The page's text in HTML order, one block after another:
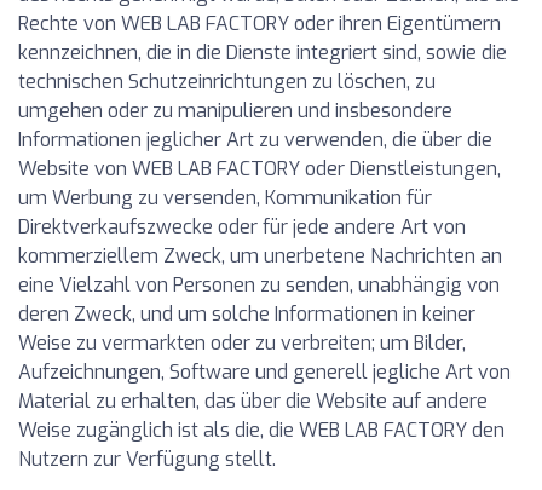
Rechte von WEB LAB FACTORY oder ihren Eigentümern
kennzeichnen, die in die Dienste integriert sind, sowie die
technischen Schutzeinrichtungen zu löschen, zu
umgehen oder zu manipulieren und insbesondere
Informationen jeglicher Art zu verwenden, die über die
Website von WEB LAB FACTORY oder Dienstleistungen,
um Werbung zu versenden, Kommunikation für
Direktverkaufszwecke oder für jede andere Art von
kommerziellem Zweck, um unerbetene Nachrichten an
eine Vielzahl von Personen zu senden, unabhängig von
deren Zweck, und um solche Informationen in keiner
Weise zu vermarkten oder zu verbreiten; um Bilder,
Aufzeichnungen, Software und generell jegliche Art von
Material zu erhalten, das über die Website auf andere
Weise zugänglich ist als die, die WEB LAB FACTORY den
Nutzern zur Verfügung stellt.